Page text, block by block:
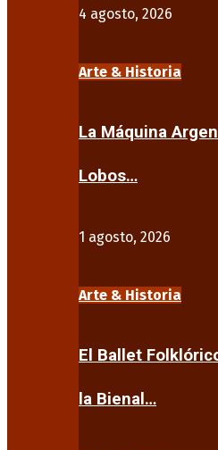
4 agosto, 2026
Arte & Historia
La Máquina
Lobos…
1 agosto, 2026
Arte & Historia
El Ballet
la Bienal…